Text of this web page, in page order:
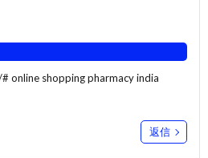
# online shopping pharmacy india
返信